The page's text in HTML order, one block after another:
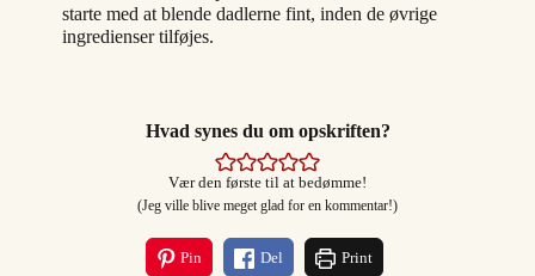
starte med at blende dadlerne fint, inden de øvrige
ingredienser tilføjes.
Hvad synes du om opskriften?
Vær den første til at bedømme!
(Jeg ville blive meget glad for en kommentar!)
Pin Del Print